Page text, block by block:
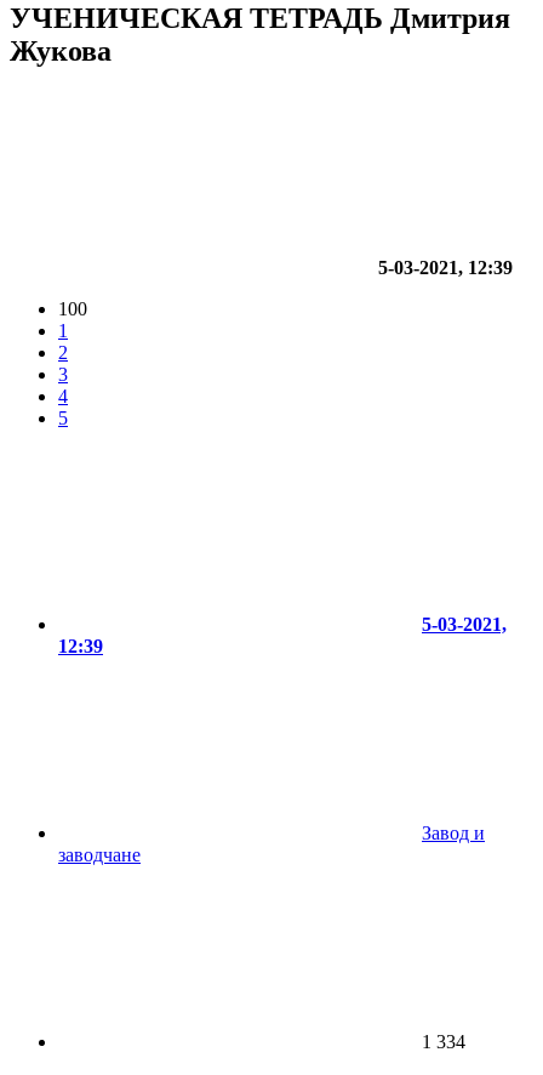
УЧЕНИЧЕСКАЯ ТЕТРАДЬ Дмитрия
Жукова
5-03-2021, 12:39
100
1
2
3
4
5
5-03-2021,
12:39
Завод и
заводчане
1 334